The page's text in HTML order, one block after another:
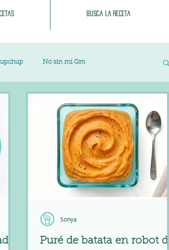
Busca la receta
No sin mi Gm
Recetas base
Patés y untables Helados y sorbetes
Puré de batata en robot de
Sonya